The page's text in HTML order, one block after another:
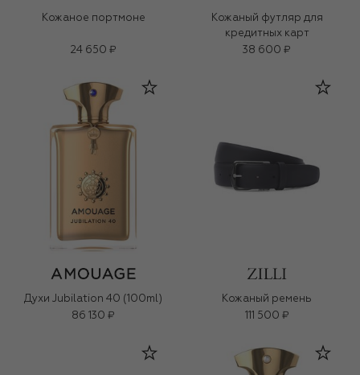
Кожаное портмоне
24 650 ₽
Кожаный футляр для
кредитных карт
38 600 ₽
Духи Jubilation 40 (100ml)
86 130 ₽
Кожаный ремень
111 500 ₽